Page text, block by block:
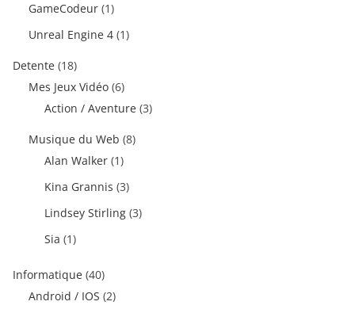
GameCodeur (1)
Unreal Engine 4 (1)
Detente (18)
Mes Jeux Vidéo (6)
Action / Aventure (3)
Musique du Web (8)
Alan Walker (1)
Kina Grannis (3)
Lindsey Stirling (3)
Sia (1)
Informatique (40)
Android / IOS (2)